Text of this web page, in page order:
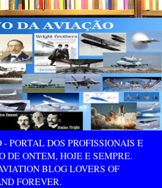
PORTAL DOS PROFISSIONAIS E
DE ONTEM, HOJE E SEMPRE.
BLOG LOVERS OF
FOREVER.